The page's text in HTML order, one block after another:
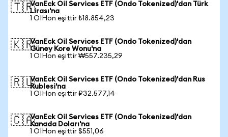
🇹🇷VanEck Oil Services ETF (Ondo Tokenized)'dan Türk
Lirası'na
1 OIHon eşittir ₺18.854,23
🇰🇷VanEck Oil Services ETF (Ondo Tokenized)'dan
Güney Kore Wonu'na
1 OIHon eşittir ₩557.235,29
🇷🇺VanEck Oil Services ETF (Ondo Tokenized)'dan Rus
Rublesi'na
1 OIHon eşittir ₽32.577,14
🇨🇦VanEck Oil Services ETF (Ondo Tokenized)'dan
Kanada Doları'na
1 OIHon eşittir $551,06